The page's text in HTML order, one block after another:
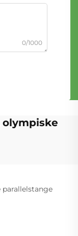
0/1000